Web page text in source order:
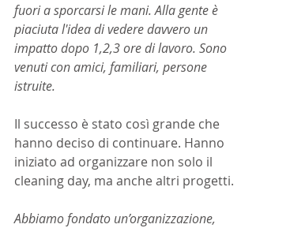
fuori a sporcarsi le mani. Alla gente è
piaciuta l'idea di vedere davvero un
impatto dopo 1,2,3 ore di lavoro. Sono
venuti con amici, familiari, persone
istruite.
Il successo è stato così grande che
hanno deciso di continuare. Hanno
iniziato ad organizzare non solo il
cleaning day, ma anche altri progetti.
Abbiamo fondato un’organizzazione,